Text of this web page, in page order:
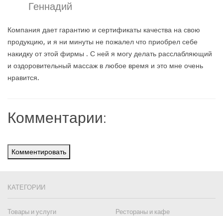
Геннадий
Компания дает гарантию и сертификаты качества на свою
продукцию, и я ни минуты не пожалел что приобрел себе
накидку от этой фирмы . С ней я могу делать расслабляющий
и оздоровительный массаж в любое время и это мне очень
нравится.
Комментарии:
Комментировать
КАТЕГОРИИ
Товары и услуги
Рестораны и кафе